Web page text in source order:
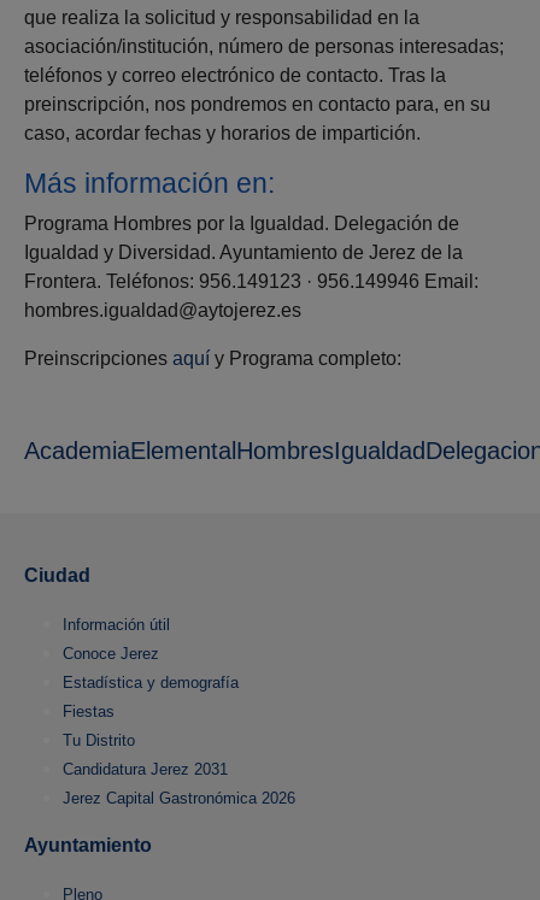
que realiza la solicitud y responsabilidad en la
asociación/institución, número de personas interesadas;
teléfonos y correo electrónico de contacto. Tras la
preinscripción, nos pondremos en contacto para, en su
caso, acordar fechas y horarios de impartición.
Más información en:
Programa Hombres por la Igualdad. Delegación de
Igualdad y Diversidad. Ayuntamiento de Jerez de la
Frontera. Teléfonos: 956.149123 · 956.149946 Email:
hombres.igualdad@aytojerez.es
Preinscripciones aquí y Programa completo:
Ciudad
Información útil
Conoce Jerez
Estadística y demografía
Fiestas
Tu Distrito
Candidatura Jerez 2031
Jerez Capital Gastronómica 2026
Ayuntamiento
Pleno